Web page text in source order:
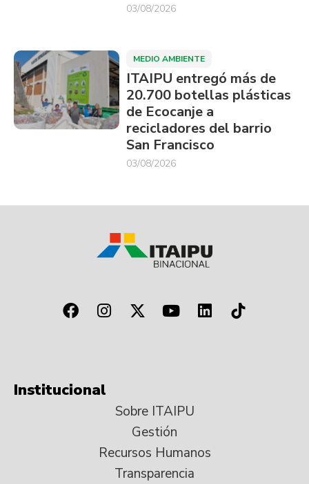
03/08/2026
MEDIO AMBIENTE
ITAIPU entregó más de
20.700 botellas plásticas
de Ecocanje a
recicladores del barrio
San Francisco
03/08/2026
Institucional
Sobre ITAIPU
Gestión
Recursos Humanos
Transparencia